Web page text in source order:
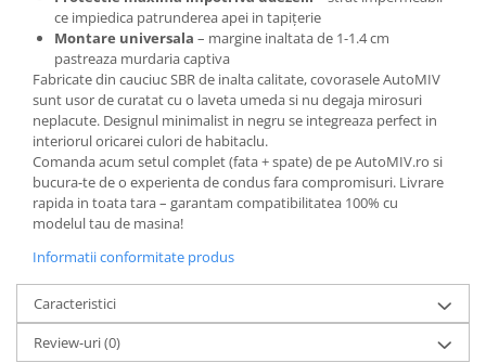
ce impiedica patrunderea apei in tapițerie
Montare universala – margine inaltata de 1-1.4 cm
pastreaza murdaria captiva
Fabricate din cauciuc SBR de inalta calitate, covorasele AutoMIV
sunt usor de curatat cu o laveta umeda si nu degaja mirosuri
neplacute. Designul minimalist in negru se integreaza perfect in
interiorul oricarei culori de habitaclu.
Comanda acum setul complet (fata + spate) de pe AutoMIV.ro si
bucura-te de o experienta de condus fara compromisuri. Livrare
rapida in toata tara – garantam compatibilitatea 100% cu
modelul tau de masina!
Informatii conformitate produs
Caracteristici
Review-uri(0)